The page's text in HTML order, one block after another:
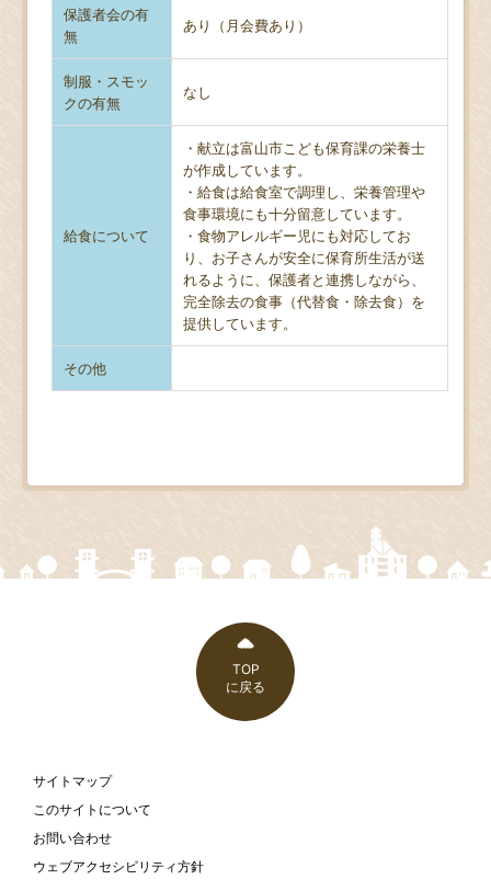
保護者会の有
無
あり（月会費あり）
制服・スモッ
クの有無
なし
給食について
・献立は富山市こども保育課の栄養士
が作成しています。
・給食は給食室で調理し、栄養管理や
食事環境にも十分留意しています。
・食物アレルギー児にも対応してお
り、お子さんが安全に保育所生活が送
れるように、保護者と連携しながら、
完全除去の食事（代替食・除去食）を
提供しています。
その他
TOP
に戻る
サイトマップ
このサイトについて
お問い合わせ
ウェブアクセシビリティ方針